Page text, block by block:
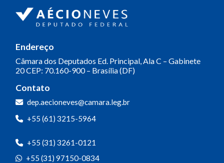
Endereço
Câmara dos Deputados Ed. Principal, Ala C – Gabinete
20CEP: 70.160-900 – Brasília (DF)
Contato
dep.aecioneves@camara.leg.br
+55 (61) 3215-5964
+55 (31) 3261-0121
+55 (31) 97150-0834